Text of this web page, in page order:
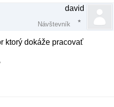
david
Návštevník
ktorý dokáže pracovať